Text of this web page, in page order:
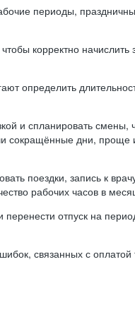
периоды,
корректно
определить
и спланировать
сокращённые дни,
поездки, запись к
рабочих часов в
отпуск на
связанных с оплатой